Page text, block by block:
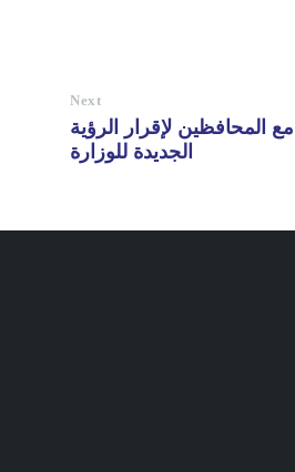
Next
المحافظين لإقرار الرؤية
الجديدة للوزارة